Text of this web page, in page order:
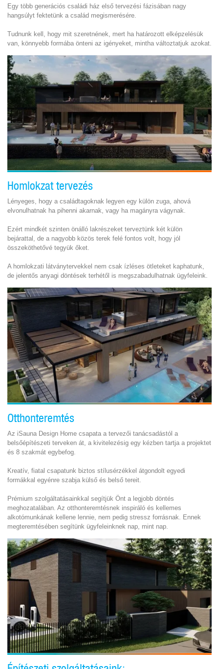
Egy több generációs családi ház első tervezési fázisában nagy
hangsúlyt fektetünk a család megismerésére.
Tudnunk kell, hogy mit szeretnének, mert ha határozott elképzelésük
van, könnyebb formába önteni az igényeket, mintha változtatjuk azokat.
Homlokzat tervezés
Lényeges, hogy a családtagoknak legyen egy külön zuga, ahová
elvonulhatnak ha pihenni akarnak, vagy ha magányra vágynak.
Ezért mindkét szinten önálló lakrészeket terveztünk két külön
bejárattal, de a nagyobb közös terek felé fontos volt, hogy jól
összeköthetővé tegyük őket.
A homlokzati látványtervekkel nem csak ízléses ötleteket kaphatunk,
de jelentős anyagi döntések terhétől is megszabadulhatnak ügyfeleink.
Otthonteremtés
Az iSauna Design Home csapata a tervezői tanácsadástól a
belsőépítészeti terveken át, a kivitelezésig egy kézben tartja a projektet
és 8 szakmát egybefog.
Kreatív, fiatal csapatunk biztos stílusérzékkel átgondolt egyedi
formákkal egyénre szabja külső és belső tereit.
Prémium szolgáltatásainkkal segítjük Önt a legjobb döntés
meghozatalában. Az otthonteremtésnek inspiráló és kellemes
alkotómunkának kellene lennie, nem pedig stressz forrásnak. Ennek
megteremtésében segítünk ügyfeleinknek nap, mint nap.